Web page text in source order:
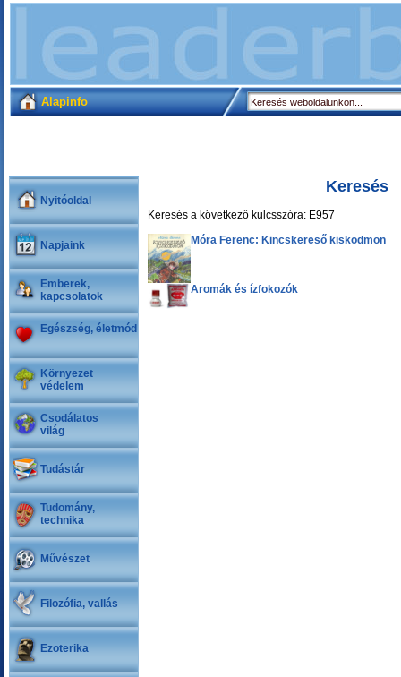
Alapinfo
Nyitóoldal
Napjaink
Emberek,
kapcsolatok
Egészség, életmód
Környezet
védelem
Csodálatos
világ
Tudástár
Tudomány,
technika
Művészet
Filozófia, vallás
Ezoterika
Keresés
Keresés a következő kulcsszóra: E957
Móra Ferenc: Kincskereső kisködmön
Aromák és ízfokozók